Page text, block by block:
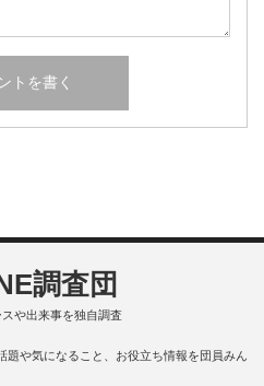
調査団
や出来事を独自調査
や気になること、お役立ち情報を団員みん